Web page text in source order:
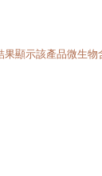
顯示該產品微生物